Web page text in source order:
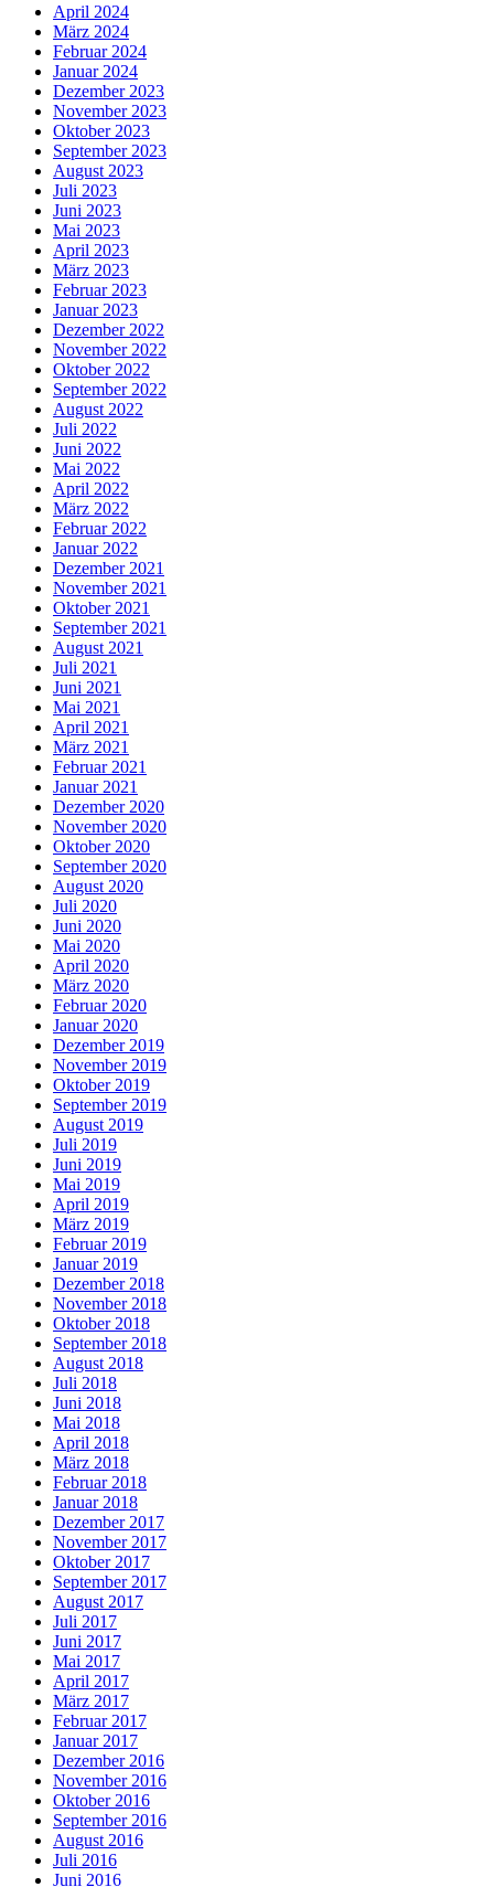
April 2024
März 2024
Februar 2024
Januar 2024
Dezember 2023
November 2023
Oktober 2023
September 2023
August 2023
Juli 2023
Juni 2023
Mai 2023
April 2023
März 2023
Februar 2023
Januar 2023
Dezember 2022
November 2022
Oktober 2022
September 2022
August 2022
Juli 2022
Juni 2022
Mai 2022
April 2022
März 2022
Februar 2022
Januar 2022
Dezember 2021
November 2021
Oktober 2021
September 2021
August 2021
Juli 2021
Juni 2021
Mai 2021
April 2021
März 2021
Februar 2021
Januar 2021
Dezember 2020
November 2020
Oktober 2020
September 2020
August 2020
Juli 2020
Juni 2020
Mai 2020
April 2020
März 2020
Februar 2020
Januar 2020
Dezember 2019
November 2019
Oktober 2019
September 2019
August 2019
Juli 2019
Juni 2019
Mai 2019
April 2019
März 2019
Februar 2019
Januar 2019
Dezember 2018
November 2018
Oktober 2018
September 2018
August 2018
Juli 2018
Juni 2018
Mai 2018
April 2018
März 2018
Februar 2018
Januar 2018
Dezember 2017
November 2017
Oktober 2017
September 2017
August 2017
Juli 2017
Juni 2017
Mai 2017
April 2017
März 2017
Februar 2017
Januar 2017
Dezember 2016
November 2016
Oktober 2016
September 2016
August 2016
Juli 2016
Juni 2016